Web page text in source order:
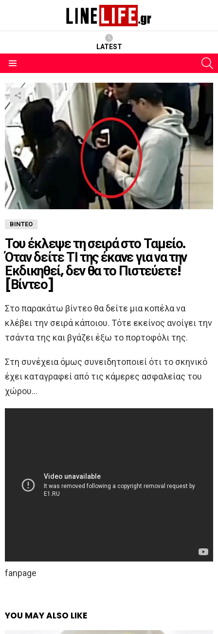
LATEST
ΒΊΝΤΕΟ
Του έκλεψε τη σειρά στο Ταμείο.
Όταν δείτε ΤΙ της έκανε για να την
Εκδικηθεί, δεν θα το Πιστεύετε!
[Βίντεο]
Στο παρακάτω βίντεο θα δείτε μια κοπέλα να
κλέβει την σειρά κάποιου. Τότε εκείνος ανοίγει την
τσάντα της και βγάζει έξω το πορτοφόλι της.
Στη συνέχεια όμως συνειδητοποιεί ότι το σκηνικό
έχει καταγραφεί από τις κάμερες ασφαλείας του
χώρου…
fanpage
YOU MAY ALSO LIKE